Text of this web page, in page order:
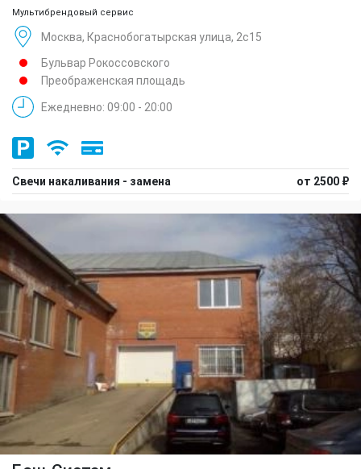
Мультибрендовый сервис
Москва, Краснобогатырская улица, 2с15
Бульвар Рокоссовского
Преображенская площадь
Ежедневно: 09:00 - 20:00
Свечи накаливания - замена от 2500 ₽